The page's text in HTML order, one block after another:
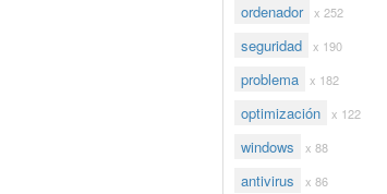
ordenador x 252
seguridad x 190
problema x 182
optimización x 122
windows x 88
antivirus x 86